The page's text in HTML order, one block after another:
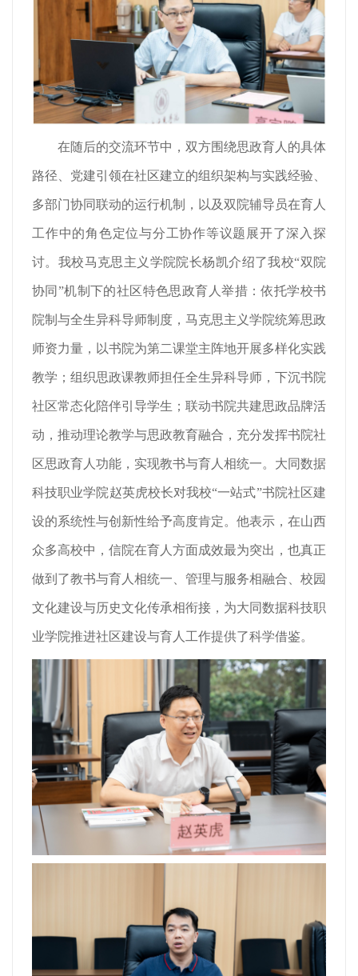
在随后的交流环节中，双方围绕思政育人的具体
路径、党建引领在社区建立的组织架构与实践经验、
多部门协同联动的运行机制，以及双院辅导员在育人
工作中的角色定位与分工协作等议题展开了深入探
讨。我校马克思主义学院院长杨凯介绍了我校“双院
协同”机制下的社区特色思政育人举措：依托学校书
院制与全生异科导师制度，马克思主义学院统筹思政
师资力量，以书院为第二课堂主阵地开展多样化实践
教学；组织思政课教师担任全生异科导师，下沉书院
社区常态化陪伴引导学生；联动书院共建思政品牌活
动，推动理论教学与思政教育融合，充分发挥书院社
区思政育人功能，实现教书与育人相统一。大同数据
科技职业学院赵英虎校长对我校“一站式”书院社区建
设的系统性与创新性给予高度肯定。他表示，在山西
众多高校中，信院在育人方面成效最为突出，也真正
做到了教书与育人相统一、管理与服务相融合、校园
文化建设与历史文化传承相衔接，为大同数据科技职
业学院推进社区建设与育人工作提供了科学借鉴。